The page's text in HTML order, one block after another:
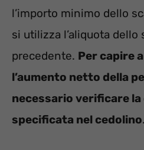
l’importo minimo dello
si utilizza l’aliquota dello
precedente. Per capire
l’aumento netto della
necessario verificare
specificata nel cedolino.